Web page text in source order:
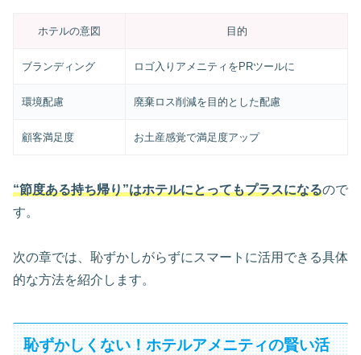
ホテルの意図 目的
ブランディング ロゴ入りアメニティをPRツールに
環境配慮 廃棄ロス削減を目的とした配慮
顧客満足度 お土産感覚で満足度アップ
“節度ある持ち帰り”はホテルにとってもプラスになるので
す。
次の章では、恥ずかしがらずにスマートに活用できる具体
的な方法を紹介します。
恥ずかしくない！ホテルアメニティの賢い活